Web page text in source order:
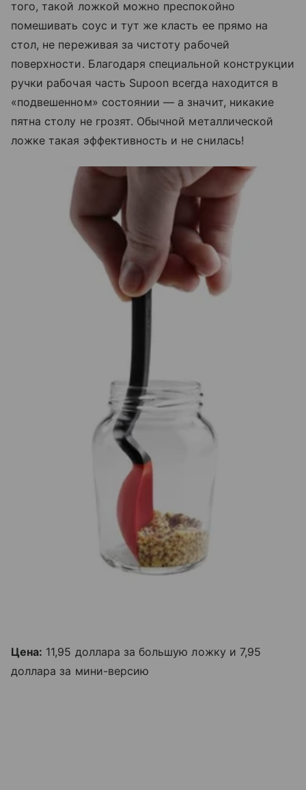
того, такой ложкой можно преспокойно
помешивать соус и тут же класть ее прямо на
стол, не переживая за чистоту рабочей
поверхности. Благодаря специальной конструкции
ручки рабочая часть Supoon всегда находится в
«подвешенном» состоянии — а значит, никакие
пятна столу не грозят. Обычной металлической
ложке такая эффективность и не снилась!
Цена: 11,95 доллара за большую ложку и 7,95
доллара за мини-версию